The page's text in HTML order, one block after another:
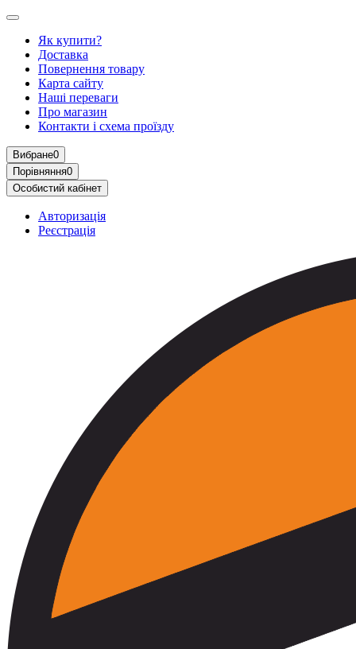
Як купити?
Доставка
Повернення товару
Карта сайту
Наші переваги
Про магазин
Контакти і схема проїзду
Вибране0
Порівняння0
Особистий кабінет
Авторизація
Реєстрація